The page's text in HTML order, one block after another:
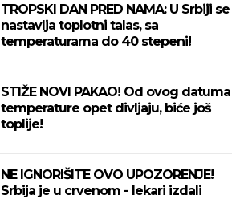
TROPSKI DAN PRED NAMA: U Srbiji se
nastavlja toplotni talas, sa
temperaturama do 40 stepeni!
STIŽE NOVI PAKAO! Od ovog datuma
temperature opet divljaju, biće još
toplije!
NE IGNORIŠITE OVO UPOZORENJE!
Srbija je u crvenom - lekari izdali